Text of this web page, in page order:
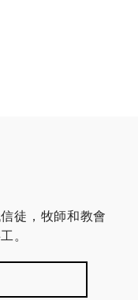
徒，牧師和教會
。